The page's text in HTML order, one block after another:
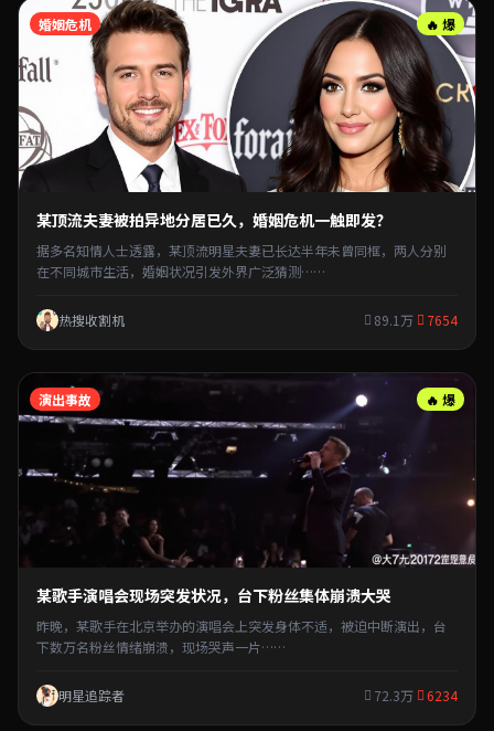
婚姻危机 🔥 爆
某顶流夫妻被拍异地分居已久，婚姻危机一触即发？
据多名知情人士透露，某顶流明星夫妻已长达半年未曾同框，两人分别
在不同城市生活，婚姻状况引发外界广泛猜测……
热搜收割机 89.1万 7654
演出事故 🔥 爆
某歌手演唱会现场突发状况，台下粉丝集体崩溃大哭
昨晚，某歌手在北京举办的演唱会上突发身体不适，被迫中断演出，台
下数万名粉丝情绪崩溃，现场哭声一片……
明星追踪者 72.3万 6234